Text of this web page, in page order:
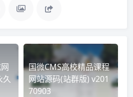
久
国微CMS高校精品课程
网站源码(站群版) v201
70903